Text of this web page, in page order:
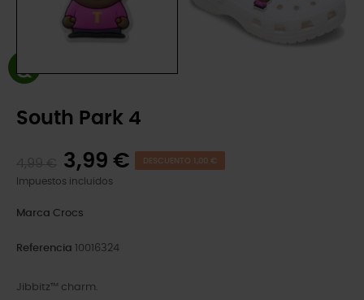
South Park 4
3,99 € DESCUENTO 1,00 €
Impuestos incluidos
Marca Crocs
Referencia 10016324
Jibbitz™ charm.